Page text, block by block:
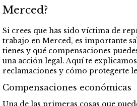
Merced?
Si crees que has sido víctima de
trabajo en Merced, es importante
tienes y qué compensaciones
una acción legal. Aquí te
reclamaciones y cómo protegerte
Compensaciones económicas
Una de las primeras cosas que